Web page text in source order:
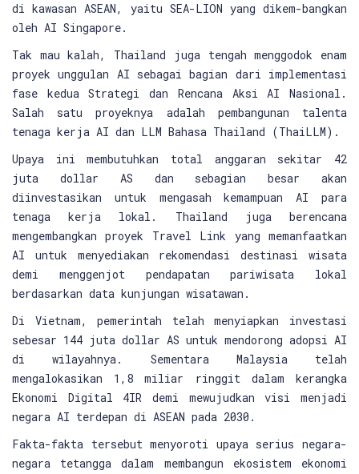
di kawasan ASEAN, yaitu SEA-LION yang dikem-bangkan
oleh AI Singapore.
Tak mau kalah, Thailand juga tengah menggodok enam
proyek unggulan AI sebagai bagian dari implementasi
fase kedua Strategi dan Rencana Aksi AI Nasional.
Salah satu proyeknya adalah pembangunan talenta
tenaga kerja AI dan LLM Bahasa Thailand (ThaiLLM).
Upaya ini membutuhkan total anggaran sekitar 42
juta dollar AS dan sebagian besar akan
diinvestasikan untuk mengasah kemampuan AI para
tenaga kerja lokal. Thailand juga berencana
mengembangkan proyek Travel Link yang memanfaatkan
AI untuk menyediakan rekomendasi destinasi wisata
demi menggenjot pendapatan pariwisata lokal
berdasarkan data kunjungan wisatawan.
Di Vietnam, pemerintah telah menyiapkan investasi
sebesar 144 juta dollar AS untuk mendorong adopsi AI
di wilayahnya. Sementara Malaysia telah
mengalokasikan 1,8 miliar ringgit dalam kerangka
Ekonomi Digital 4IR demi mewujudkan visi menjadi
negara AI terdepan di ASEAN pada 2030.
Fakta-fakta tersebut menyoroti upaya serius negara-
negara tetangga dalam membangun ekosistem ekonomi